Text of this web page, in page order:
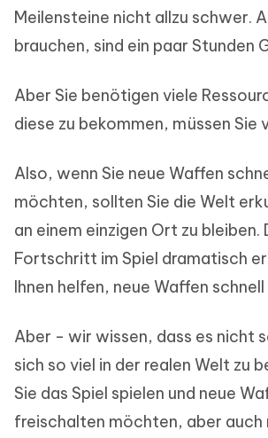
Meilensteine nicht allzu schwer.
brauchen, sind ein paar Stunden
Aber Sie benötigen viele
diese zu bekommen, müssen Sie
Also, wenn Sie neue Waffen
möchten, sollten Sie die Welt
an einem einzigen Ort zu bleiben.
Fortschritt im Spiel dramatisch
Ihnen helfen, neue Waffen
Aber - wir wissen, dass es nicht
sich so viel in der realen Welt zu
Sie das Spiel spielen und neue
freischalten möchten, aber auch